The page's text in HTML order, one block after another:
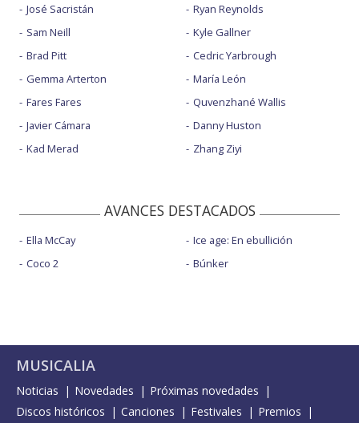
José Sacristán
Sam Neill
Brad Pitt
Gemma Arterton
Fares Fares
Javier Cámara
Kad Merad
Ryan Reynolds
Kyle Gallner
Cedric Yarbrough
María León
Quvenzhané Wallis
Danny Huston
Zhang Ziyi
AVANCES DESTACADOS
Ella McCay
Coco 2
Ice age: En ebullición
Búnker
MUSICALIA
Noticias Novedades
Próximas novedades
Discos históricos
Canciones Festivales
Premios